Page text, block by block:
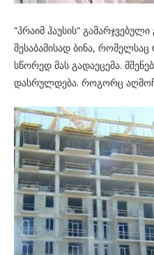
“პრაიმ ჰაუსის“
შესაბამისად ბინა,
სწორედ მას გადაეცემა.
დასრულდება. როგორც